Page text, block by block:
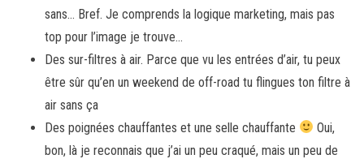
sans… Bref. Je comprends la logique marketing, mais pas
top pour l’image je trouve…
Des sur-filtres à air. Parce que vu les entrées d’air, tu peux
être sûr qu’en un weekend de off-road tu flingues ton filtre à
air sans ça
Des poignées chauffantes et une selle chauffante
Oui,
bon, là je reconnais que j’ai un peu craqué, mais un peu de